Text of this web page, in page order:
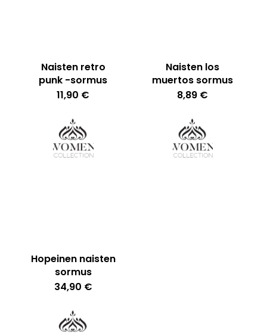
Naisten retro
punk -sormus
11,90 €
Naisten los
muertos sormus
8,89 €
Hopeinen naisten
sormus
34,90 €